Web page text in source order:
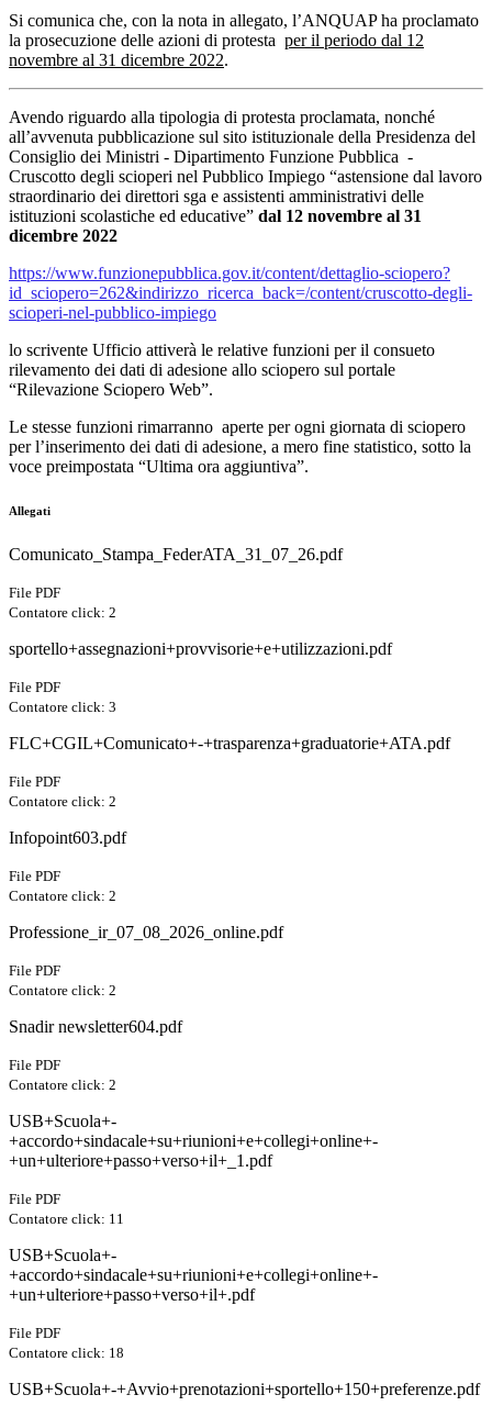
Si comunica che, con la nota in allegato, l’ANQUAP ha proclamato
la prosecuzione delle azioni di protesta per il periodo dal 12
novembre al 31 dicembre 2022.
Avendo riguardo alla tipologia di protesta proclamata, nonché
all’avvenuta pubblicazione sul sito istituzionale della Presidenza del
Consiglio dei Ministri - Dipartimento Funzione Pubblica -
Cruscotto degli scioperi nel Pubblico Impiego “astensione dal lavoro
straordinario dei direttori sga e assistenti amministrativi delle
istituzioni scolastiche ed educative” dal 12 novembre al 31
dicembre 2022
https://www.funzionepubblica.gov.it/content/dettaglio-sciopero?
id_sciopero=262&indirizzo_ricerca_back=/content/cruscotto-degli-
scioperi-nel-pubblico-impiego
lo scrivente Ufficio attiverà le relative funzioni per il consueto
rilevamento dei dati di adesione allo sciopero sul portale
“Rilevazione Sciopero Web”.
Le stesse funzioni rimarranno aperte per ogni giornata di sciopero
per l’inserimento dei dati di adesione, a mero fine statistico, sotto la
voce preimpostata “Ultima ora aggiuntiva”.
Allegati
Comunicato_Stampa_FederATA_31_07_26.pdf
File PDF
Contatore click: 2
sportello+assegnazioni+provvisorie+e+utilizzazioni.pdf
File PDF
Contatore click: 3
FLC+CGIL+Comunicato+-+trasparenza+graduatorie+ATA.pdf
File PDF
Contatore click: 2
Infopoint603.pdf
File PDF
Contatore click: 2
Professione_ir_07_08_2026_online.pdf
File PDF
Contatore click: 2
Snadir newsletter604.pdf
File PDF
Contatore click: 2
USB+Scuola+-
+accordo+sindacale+su+riunioni+e+collegi+online+-
+un+ulteriore+passo+verso+il+_1.pdf
File PDF
Contatore click: 11
USB+Scuola+-
+accordo+sindacale+su+riunioni+e+collegi+online+-
+un+ulteriore+passo+verso+il+.pdf
File PDF
Contatore click: 18
USB+Scuola+-+Avvio+prenotazioni+sportello+150+preferenze.pdf